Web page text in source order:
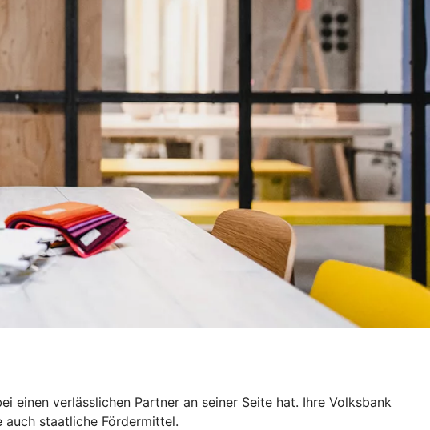
einen verlässlichen Partner an seiner Seite hat. Ihre Volksbank
staatliche Fördermittel.